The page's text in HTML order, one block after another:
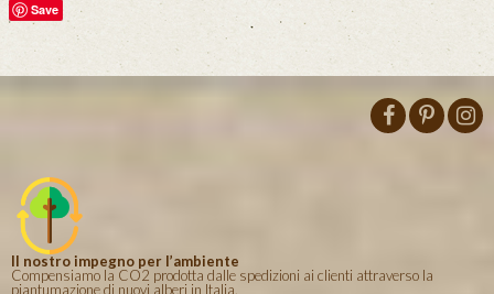
Save
Il nostro impegno per l’ambiente
Compensiamo la CO2 prodotta dalle spedizioni ai clienti attraverso la
piantumazione di nuovi alberi in Italia.